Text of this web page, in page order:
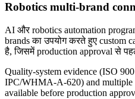
Robotics multi-brand
AI और robotics automation
brands का उपयोग करते हुए custom
है, जिसमें production approval से
Quality-system evidence (ISO
IPC/WHMA-A-620) and multiple
available before production